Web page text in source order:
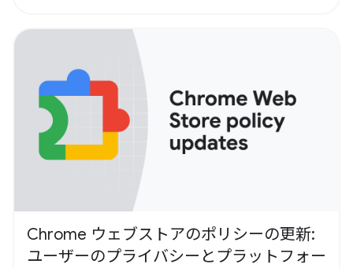
Chrome ウェブストアのポリシーの更新:
ユーザーのプライバシーとプラットフォー